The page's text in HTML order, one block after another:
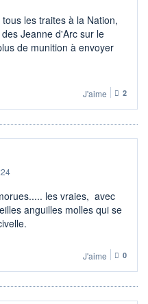
les traites à la Nation,
Jeanne d'Arc sur le
de munition à envoyer
J'aime 2
les vraies, avec
anguilles molles qui se
J'aime 0